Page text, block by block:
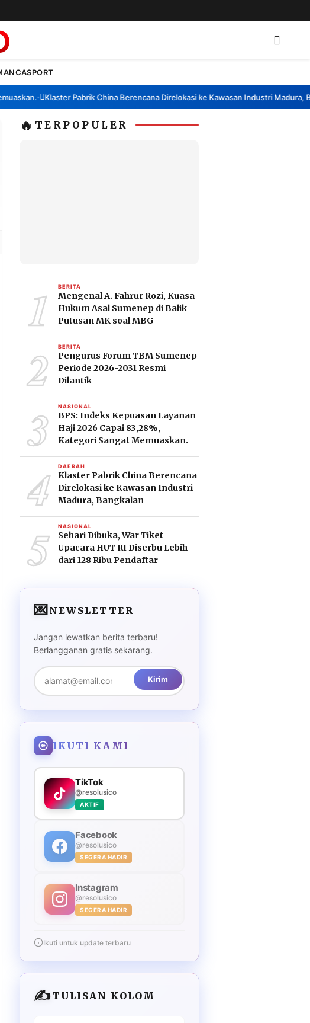
SPORT
• Klaster Pabrik China Berencana Direlokasi ke Kawasan Industri Madura,
🔥 TERPOPULER
1 BERITA
Mengenal A. Fahrur Rozi, Kuasa
Hukum Asal Sumenep di Balik
Putusan MK soal MBG
2 BERITA
Pengurus Forum TBM Sumenep
Periode 2026-2031 Resmi
Dilantik
3 NASIONAL
BPS: Indeks Kepuasan Layanan
Haji 2026 Capai 83,28%,
Kategori Sangat Memuaskan.
4 DAERAH
Klaster Pabrik China Berencana
Direlokasi ke Kawasan Industri
Madura, Bangkalan
5 NASIONAL
Sehari Dibuka, War Tiket
Upacara HUT RI Diserbu Lebih
dari 128 Ribu Pendaftar
💌NEWSLETTER
Jangan lewatkan berita terbaru!
Berlangganan gratis sekarang.
Kirim
IKUTI KAMI
TikTok
@resolusico
AKTIF
Facebook
@resolusico
SEGERA HADIR
Instagram
@resolusico
SEGERA HADIR
Ikuti untuk update terbaru
✍️TULISAN KOLOM